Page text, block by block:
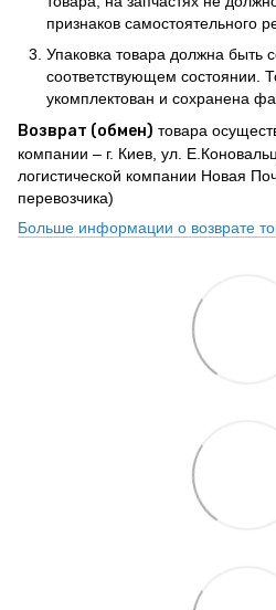
признаков самостоятельного
Упаковка товара должна быть
соответствующем состоянии.
укомплектован и сохранена
Возврат (обмен) товара
компании – г. Киев, ул.
логистической компании Новая
перевозчика)
Больше информации о возврате